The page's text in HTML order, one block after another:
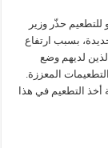
حذّر وزير
بسبب ارتفاع
الأشخاص الذين لديهم وضع
المعززة.
أخذ التطعيم في هذا